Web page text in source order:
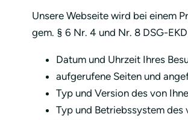
Unsere Webseite wird bei einem
gem. § 6 Nr. 4 und Nr. 8 DSG-
Datum und Uhrzeit Ihres
aufgerufene Seiten und
Typ und Version des von
Typ und Betriebssystem